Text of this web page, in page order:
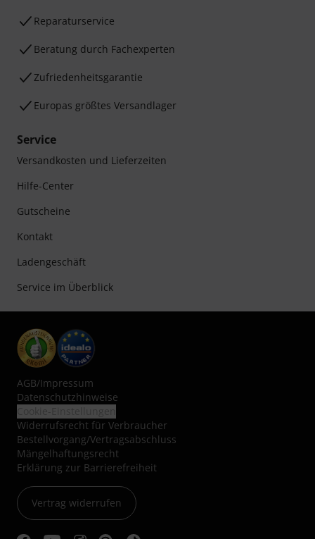
Reparaturservice
Beratung durch Fachexperten
Zufriedenheitsgarantie
Europas größtes Versandlager
Service
Versandkosten und Lieferzeiten
Hilfe-Center
Gutscheine
Kontakt
Ladengeschäft
Service im Überblick
AGB/Impressum
Datenschutzhinweise
Widerrufsrecht für Verbraucher
Bestellvorgang/Vertragsabschluss
Mängelhaftungsrecht
Erklärung zur Barrierefreiheit
Vertrag widerrufen